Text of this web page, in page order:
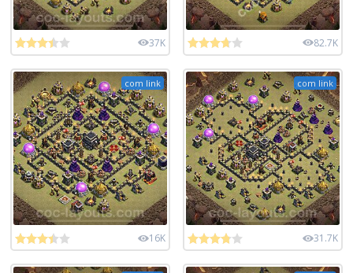
37K 82.7K
com link
16K
com link
31.7K